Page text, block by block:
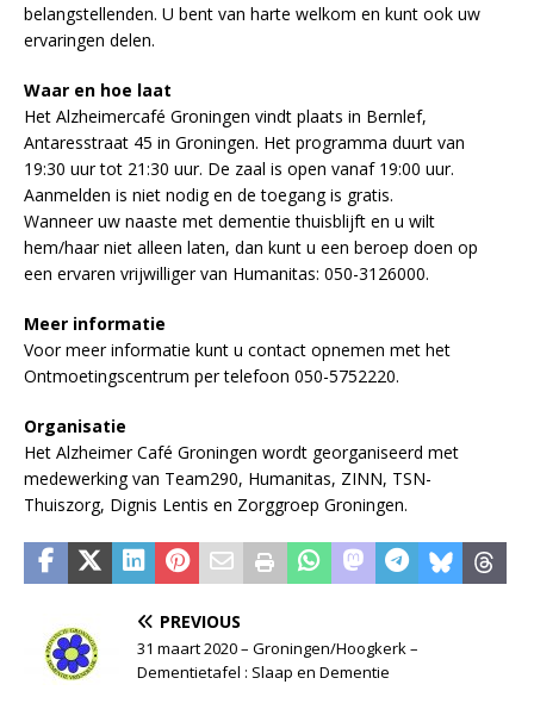
belangstellenden. U bent van harte welkom en kunt ook uw
ervaringen delen.
Waar en hoe laat
Het Alzheimercafé Groningen vindt plaats in Bernlef,
Antaresstraat 45 in Groningen. Het programma duurt van
19:30 uur tot 21:30 uur. De zaal is open vanaf 19:00 uur.
Aanmelden is niet nodig en de toegang is gratis.
Wanneer uw naaste met dementie thuisblijft en u wilt
hem/haar niet alleen laten, dan kunt u een beroep doen op
een ervaren vrijwilliger van Humanitas: 050-3126000.
Meer informatie
Voor meer informatie kunt u contact opnemen met het
Ontmoetingscentrum per telefoon 050-5752220.
Organisatie
Het Alzheimer Café Groningen wordt georganiseerd met
medewerking van Team290, Humanitas, ZINN, TSN-
Thuiszorg, Dignis Lentis en Zorggroep Groningen.
PREVIOUS
31 maart 2020 – Groningen/Hoogkerk –
Dementietafel : Slaap en Dementie